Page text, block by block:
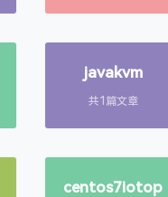
javakvm
共1篇文章
centos7iotop